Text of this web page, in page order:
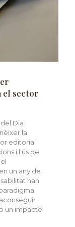
el sector
Dia
la
editorial
i l'ús de
un any de
han
un impacte